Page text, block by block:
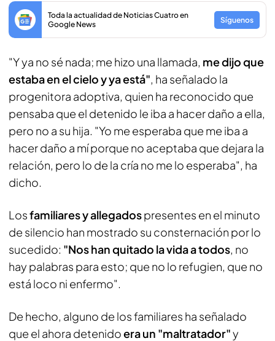
Toda la actualidad de Noticias Cuatro en
Google News
Síguenos
"Y ya no sé nada; me hizo una llamada, me dijo que
estaba en el cielo y ya está", ha señalado la
progenitora adoptiva, quien ha reconocido que
pensaba que el detenido le iba a hacer daño a ella,
pero no a su hija. "Yo me esperaba que me iba a
hacer daño a mí porque no aceptaba que dejara la
relación, pero lo de la cría no me lo esperaba", ha
dicho.
Losfamiliares y allegadospresentes en el minuto
de silencio han mostrado su consternación por lo
sucedido: "Nos han quitado la vida a todos, no
hay palabras para esto; que no lo refugien, que no
está loco ni enfermo".
De hecho, alguno de los familiares ha señalado
que el ahora detenidoera un "maltratador"y